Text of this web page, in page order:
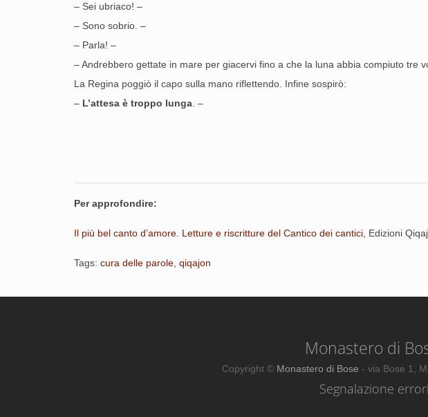
– Sei ubriaco! –
– Sono sobrio. –
– Parla! –
– Andrebbero gettate in mare per giacervi fino a che la luna abbia compiuto tre
La Regina poggiò il capo sulla mano riflettendo. Infine sospirò:
– L’attesa è troppo lunga . –
Per approfondire:
Il più bel canto d’amore. Letture e riscritture del Cantico dei cantici , Edizioni
Tags: cura delle parole qiqajon
Monastero di
Copyright © Monastero di Bose - via Bose 1,
Segnalazione errori